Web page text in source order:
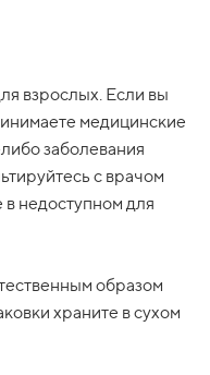
взрослых. Если вы
медицинские
заболевания
с врачом
недоступном для
образом
храните в сухом